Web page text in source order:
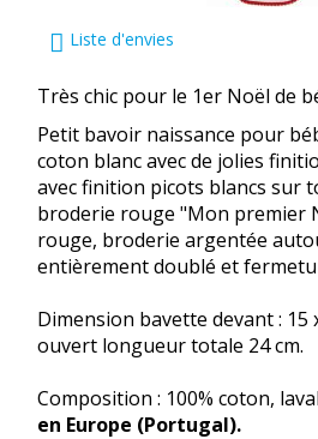
Liste d'envies
Très chic pour le 1er Noël de
Petit bavoir naissance pour
coton blanc avec de jolies
avec finition picots blancs sur
broderie rouge "Mon premier
rouge, broderie argentée
entièrement doublé et
Dimension bavette devant : 15
ouvert longueur totale 24 cm.
Composition : 100% coton,
en Europe (Portugal).